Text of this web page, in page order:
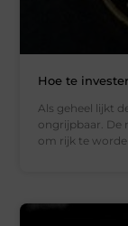
Hoe te
Als geheel lijkt
ongrijpbaar. De
om rijk te